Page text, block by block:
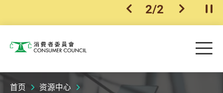
上一个
2/2 下一个开
消费者委员会 目
首页 资源中心